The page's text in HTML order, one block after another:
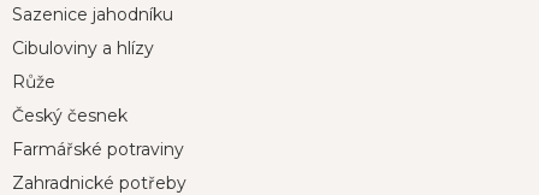
aSazenice jahodníku
Cibuloviny a hlízy
Růže
Český česnek
Farmářské potraviny
Zahradnické potřeby